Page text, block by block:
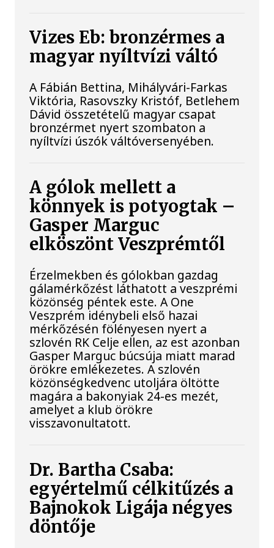
Vizes Eb: bronzérmes a
magyar nyíltvízi váltó
A Fábián Bettina, Mihályvári-Farkas
Viktória, Rasovszky Kristóf, Betlehem
Dávid összetételű magyar csapat
bronzérmet nyert szombaton a
nyíltvízi úszók váltóversenyében.
A gólok mellett a
könnyek is potyogtak –
Gasper Marguc
elköszönt Veszprémtől
Érzelmekben és gólokban gazdag
gálamérkőzést láthatott a veszprémi
közönség péntek este. A One
Veszprém idénybeli első hazai
mérkőzésén fölényesen nyert a
szlovén RK Celje ellen, az est azonban
Gasper Marguc búcsúja miatt marad
örökre emlékezetes. A szlovén
közönségkedvenc utoljára öltötte
magára a bakonyiak 24-es mezét,
amelyet a klub örökre
visszavonultatott.
Dr. Bartha Csaba:
egyértelmű célkitűzés a
Bajnokok Ligája négyes
döntője